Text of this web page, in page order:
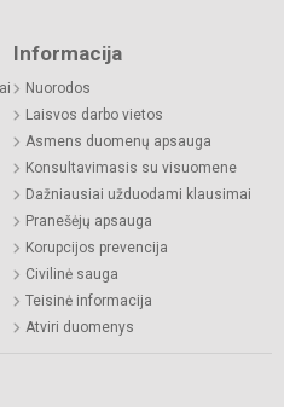
Informacija
Nuorodos
Laisvos darbo vietos
Asmens duomenų apsauga
Konsultavimasis su visuomene
Dažniausiai užduodami klausimai
Pranešėjų apsauga
Korupcijos prevencija
Civilinė sauga
Teisinė informacija
Atviri duomenys